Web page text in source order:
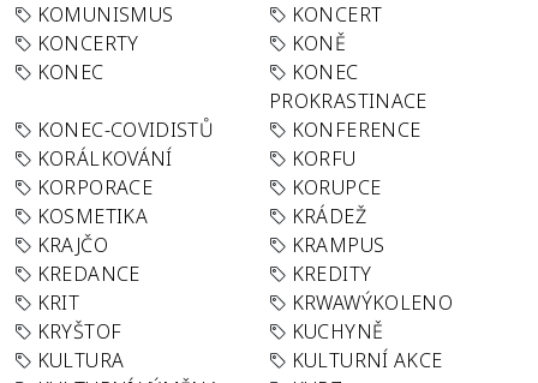
KOMUNISMUS
KONCERT
KONCERTY
KONĚ
KONEC
KONEC
PROKRASTINACE
KONEC-COVIDISTŮ
KONFERENCE
KORÁLKOVÁNÍ
KORFU
KORPORACE
KORUPCE
KOSMETIKA
KRÁDEŽ
KRAJČO
KRAMPUS
KREDANCE
KREDITY
KRIT
KRWAWÝKOLENO
KRYŠTOF
KUCHYNĚ
KULTURA
KULTURNÍ AKCE